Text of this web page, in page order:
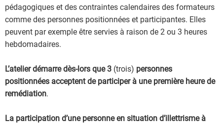
pédagogiques et des contraintes calendaires des formateurs
comme des personnes positionnées et participantes. Elles
peuvent par exemple être servies à raison de 2 ou 3 heures
hebdomadaires.
L’atelier démarre dès-lors que 3 (trois) personnes
positionnées acceptent de participer à une première heure de
remédiation.
La participation d’une personne en situation d’illettrisme à